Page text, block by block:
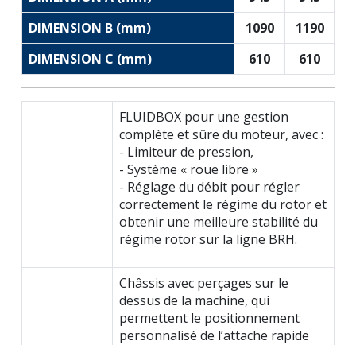
DIMENSION B (mm)
1090
1190
DIMENSION C (mm)
610 610
FLUIDBOX pour une gestion
complète et sûre du moteur, avec :
- Limiteur de pression,
- Système « roue libre »
- Réglage du débit pour régler
correctement le régime du rotor et
obtenir une meilleure stabilité du
régime rotor sur la ligne BRH.
Châssis avec perçages sur le
dessus de la machine, qui
permettent le positionnement
personnalisé de l’attache rapide